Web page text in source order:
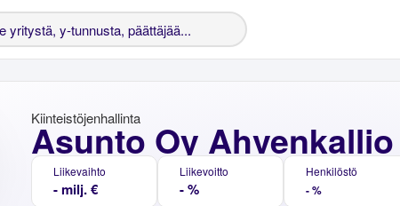
Asunto Oy Ahvenkallio
Kiinteistöjenhallinta
Liikevaihto
- milj. €
Liikevoitto
- %
Henkilöstö
- %